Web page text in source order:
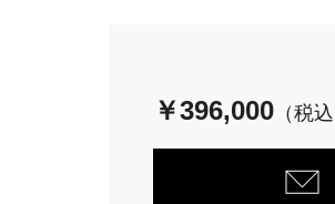
￥396,000